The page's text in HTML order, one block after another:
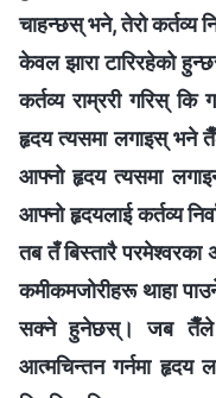
चाहन्छस् भने, तेरो कर्तव्य
केवल झारा टारिरहेको
कर्तव्य राम्ररी गरिस्
हृदय त्यसमा लगाइस् भने
आफ्नो हृदय त्यसमा
आफ्नो हृदयलाई कर्तव्य
तब तँ बिस्तारै
कमीकमजोरीहरू थाहा
सक्‍ने हुनेछस्। जब तैँले
आत्मचिन्तन गर्नमा